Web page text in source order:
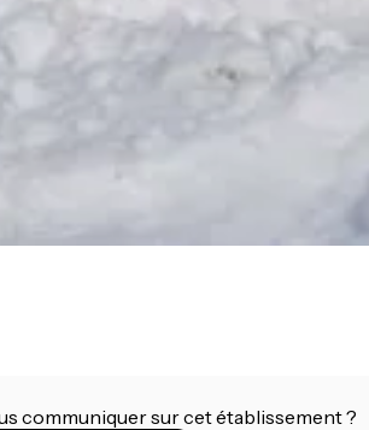
communiquer sur cet établissement ?